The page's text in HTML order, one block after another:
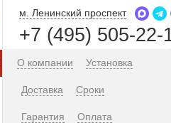
м. Ленинский проспект
+7 (495) 505-22-
О компании Установка
Доставка Сроки
Гарантия Оплата